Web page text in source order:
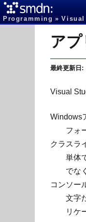
Programming Visual
ア
最終更新日
Visual
Windows
フォ
クラスラ
単体
でな
コンソー
文字
リケ